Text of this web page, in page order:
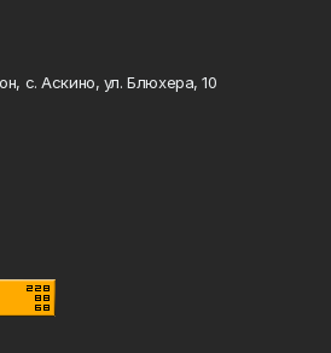
с. Аскино, ул. Блюхера, 10